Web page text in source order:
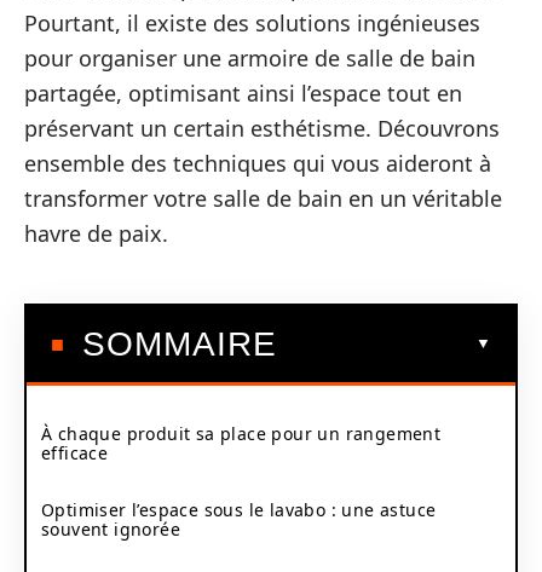
Pourtant, il existe des solutions ingénieuses
pour organiser une armoire de salle de bain
partagée, optimisant ainsi l’espace tout en
préservant un certain esthétisme. Découvrons
ensemble des techniques qui vous aideront à
transformer votre salle de bain en un véritable
havre de paix.
SOMMAIRE
À chaque produit sa place pour un rangement
efficace
Optimiser l’espace sous le lavabo : une astuce
souvent ignorée